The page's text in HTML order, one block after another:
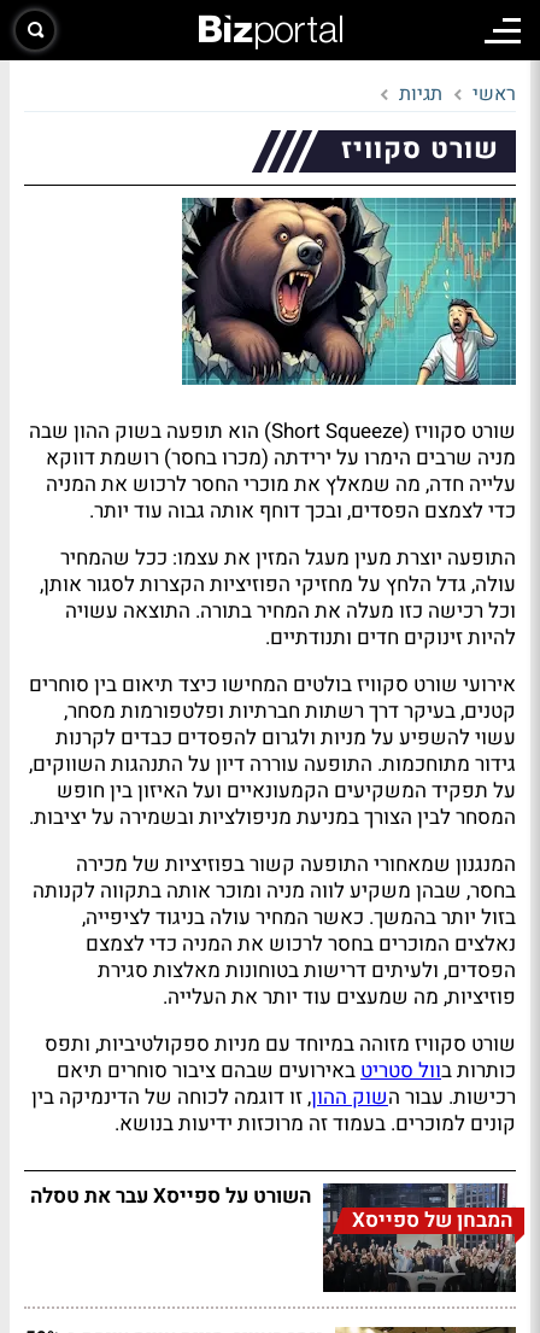
ראשי תגיות
שורט סקוויז
שורט סקוויז (Short Squeeze) הוא תופעה בשוק ההון שבה
מניה שרבים הימרו על ירידתה (מכרו בחסר) רושמת דווקא
עלייה חדה, מה שמאלץ את מוכרי החסר לרכוש את המניה
כדי לצמצם הפסדים, ובכך דוחף אותה גבוה עוד יותר.
התופעה יוצרת מעין מעגל המזין את עצמו: ככל שהמחיר
עולה, גדל הלחץ על מחזיקי הפוזיציות הקצרות לסגור אותן,
וכל רכישה כזו מעלה את המחיר בתורה. התוצאה עשויה
להיות זינוקים חדים ותנודתיים.
אירועי שורט סקוויז בולטים המחישו כיצד תיאום בין סוחרים
קטנים, בעיקר דרך רשתות חברתיות ופלטפורמות מסחר,
עשוי להשפיע על מניות ולגרום להפסדים כבדים לקרנות
גידור מתוחכמות. התופעה עוררה דיון על התנהגות השווקים,
על תפקיד המשקיעים הקמעונאיים ועל האיזון בין חופש
המסחר לבין הצורך במניעת מניפולציות ובשמירה על יציבות.
המנגנון שמאחורי התופעה קשור בפוזיציות של מכירה
בחסר, שבהן משקיע לווה מניה ומוכר אותה בתקווה לקנותה
בזול יותר בהמשך. כאשר המחיר עולה בניגוד לציפייה,
נאלצים המוכרים בחסר לרכוש את המניה כדי לצמצם
הפסדים, ולעיתים דרישות בטוחונות מאלצות סגירת
פוזיציות, מה שמעצים עוד יותר את העלייה.
שורט סקוויז מזוהה במיוחד עם מניות ספקולטיביות, ותפס
כותרות בוול סטריטבאירועים שבהם ציבור סוחרים תיאם
רכישות. עבור השוק ההון, זו דוגמה לכוחה של הדינמיקה בין
קונים למוכרים. בעמוד זה מרוכזות ידיעות בנושא.
המבחן של ספייסX
השורט על ספייסX עבר את טסלה